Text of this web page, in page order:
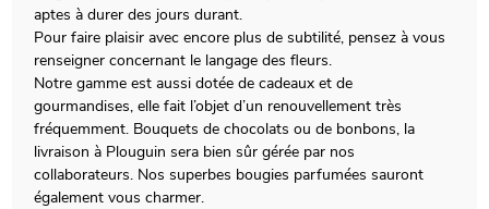
aptes à durer des jours durant.
Pour faire plaisir avec encore plus de subtilité, pensez à vous
renseigner concernant le langage des fleurs.
Notre gamme est aussi dotée de cadeaux et de
gourmandises, elle fait l’objet d’un renouvellement très
fréquemment. Bouquets de chocolats ou de bonbons, la
livraison à Plouguin sera bien sûr gérée par nos
collaborateurs. Nos superbes bougies parfumées sauront
également vous charmer.